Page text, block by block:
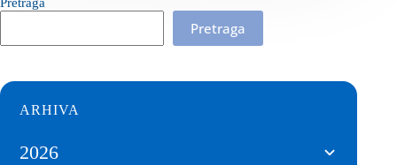
Pretraga
ARHIVA
2026